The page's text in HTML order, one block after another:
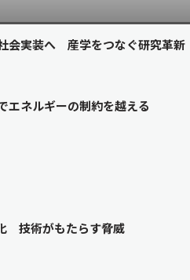
会実装へ 産学をつなぐ研究革新
エネルギーの制約を越える
技術がもたらす脅威